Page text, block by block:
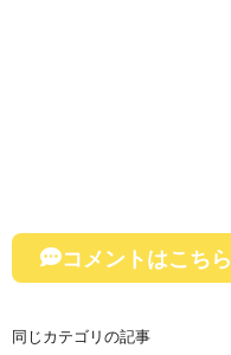
コメントはこちら
同じカテゴリの記事